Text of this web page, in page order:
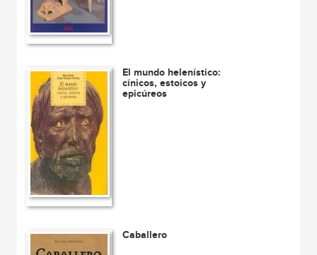
El mundo helenístico:
cínicos, estoicos y
epicúreos
Caballero